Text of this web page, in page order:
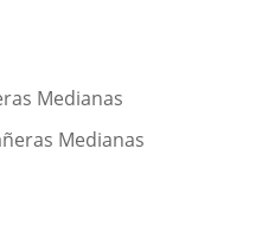
Medianas
Medianas